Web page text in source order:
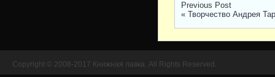
Previous Post
« Творчество Андрея
Copyright © 2008-2017 Книжная лавка. All Rights Reserved.